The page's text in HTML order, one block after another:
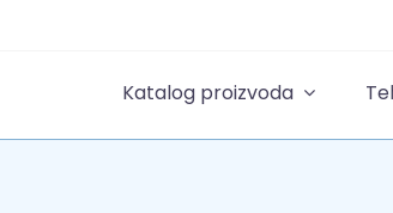
Katalog proizvoda